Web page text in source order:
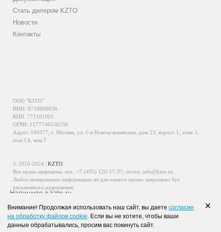
Стать дилером KZTO
Новости
Контакты
ООО "КЗТО"
ИНН: 9718068636
КПП: 772101001
ОГРН: 1177746556250
Адрес: 109377, г. Москва, ул. 1-я Новокузьминская, дом 23, корпус 1, этаж 1,
пом.1А, ком.7
© 2010-2024 |KZTO
Все права защищены. тел.: +7 (495) 120-17-37 , почта: info@kzto.ru
Любое копирование информации не для нашего промо запрещено без
письменного разрешения.
Информация, размещенная на сайте, не является публичной офертой.
Политика обработки персональных данных
Политика конфиденциальности персональных данных
Напишите в kzto.ru
WhatsApp Telegram
×
Внимание! Продолжая использовать наш сайт, вы даете согласие
на обработку файлов cookie. Если вы не хотите, чтобы ваши
данные обрабатывались, просим вас покинуть сайт.